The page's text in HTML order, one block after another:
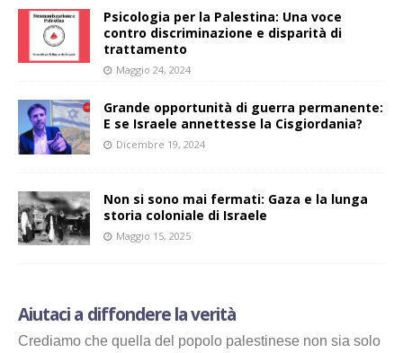
Psicologia per la Palestina: Una voce
contro discriminazione e disparità di
trattamento
Maggio 24, 2024
Grande opportunità di guerra permanente:
E se Israele annettesse la Cisgiordania?
Dicembre 19, 2024
Non si sono mai fermati: Gaza e la lunga
storia coloniale di Israele
Maggio 15, 2025
Aiutaci a diffondere la verità
Crediamo che quella del popolo palestinese non sia solo